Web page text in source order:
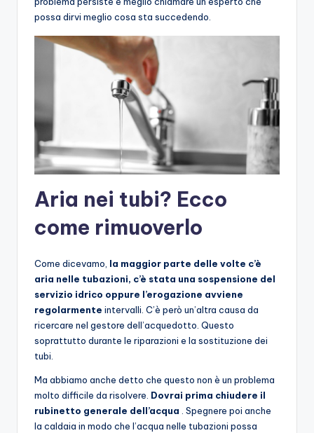
possa dirvi meglio cosa sta succedendo.
Aria nei tubi? Ecco
come rimuoverlo
Come dicevamo, la maggior parte delle volte c’è
aria nelle tubazioni, c’è stata una sospensione del
servizio idrico oppure l’erogazione avviene
regolarmente intervalli. C’è però un’altra causa da
ricercare nel gestore dell’acquedotto. Questo
soprattutto durante le riparazioni e la sostituzione dei
tubi.
Ma abbiamo anche detto che questo non è un problema
molto difficile da risolvere. Dovrai prima chiudere il
rubinetto generale dell’acqua . Spegnere poi anche
la caldaia in modo che l’acqua nelle tubazioni possa